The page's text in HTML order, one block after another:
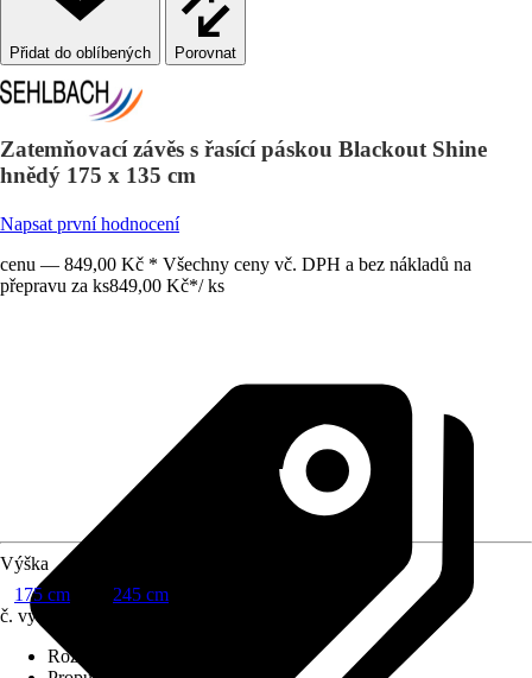
Porovnat
Zatemňovací závěs s řasící páskou Blackout Shine
hnědý 175 x 135 cm
Napsat první hodnocení
cenu — 849,00 Kč * Všechny ceny vč. DPH a bez nákladů na
přepravu za ks849,00 Kč*/ ks
Výška
175 cm
245 cm
č. výrobku
Rozměry (ŠxV)